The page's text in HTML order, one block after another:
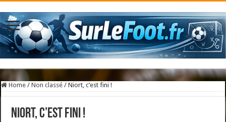
Home / Non classé / Niort, c’est fini !
Niort, c’est fini !